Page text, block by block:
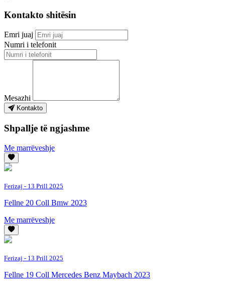
Kontakto shitësin
Emri juaj
Numri i telefonit
Mesazhi
Kontakto
Shpallje të ngjashme
Me marrëveshje
Ferizaj - 13 Prill 2025
Fellne 20 Coll Bmw 2023
Me marrëveshje
Ferizaj - 13 Prill 2025
Fellne 19 Coll Mercedes Benz Maybach 2023